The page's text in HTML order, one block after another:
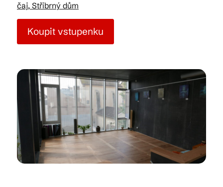
Články
Praktické info
Kam vyrazit
čaj, Stříbrný dům
Koupit vstupenku